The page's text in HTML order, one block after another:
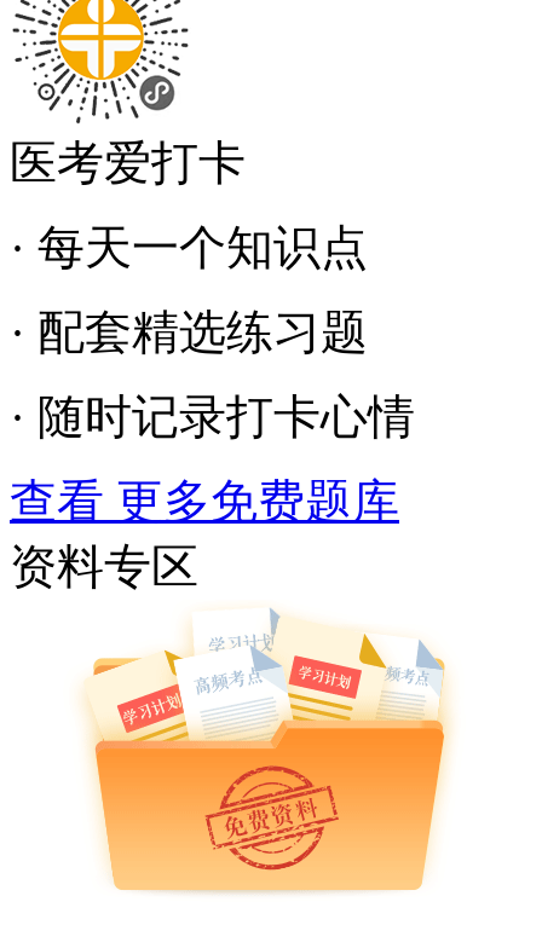
医考爱打卡
· 每天一个知识点
· 配套精选练习题
· 随时记录打卡心情
查看 更多免费题库
资料专区